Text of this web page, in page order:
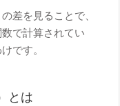
差を見ることで、
で計算されてい
です。
とは